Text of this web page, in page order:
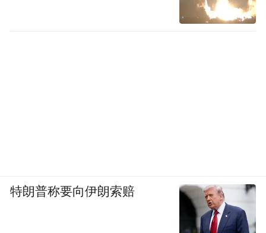
特朗普称要向伊朗索赔